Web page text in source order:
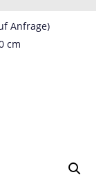
Anfrage)
cm